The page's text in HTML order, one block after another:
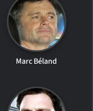
Marc Béland